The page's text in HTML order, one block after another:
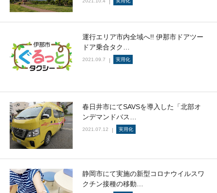
運行エリア市内全域へ!! 伊那市ドアツー
ドア乗合タク…
2021.09.7 実用化
春日井市にてSAVSを導入した「北部オ
ンデマンドバス…
2021.07.12 実用化
静岡市にて実施の新型コロナウイルスワ
クチン接種の移動…